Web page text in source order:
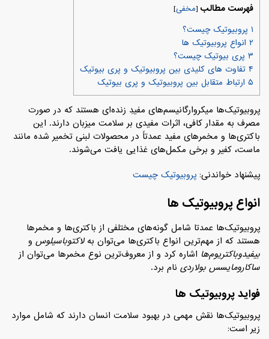
فهرست مطالب [مخفی]
۱ پروبیوتیک چیست؟
۲ انواع پروبیوتیک‌ ها
۳ پری بیوتیک چیست؟
۴ تفاوت‌ های کلیدی بین پروبیوتیک و پری‌ بیوتیک
۵ ارتباط متقابل بین پروبیوتیک و پری‌ بیوتیک
پروبیوتیک‌ها میکروارگانیسم‌های مفیدِ زنده‌ای هستند که در صورت
مصرف به مقدار کافی، اثرات مفیدی بر سلامت میزبان دارند. این
باکتری‌ها و مخمرهای مفید عمدتاً در محصولات لبنی تخمیر شده مانند
ماست، کفیر و برخی مکمل‌های غذایی یافت می‌شوند.
پیشنهاد خواندنی: پروبیوتیک چیست
انواع پروبیوتیک‌ ها
پروبیوتیک‌ها عمدتا شامل گونه‌های مختلفی از باکتری‌ها و مخمرها
هستند که از مهم‌ترین انواع باکتری‌ها می‌توان بهلاکتوباسیلوس و
بیفیدوباکتریوم‌ها اشاره کرد و از معروف‌ترین نوع مخمرها می‌توان از
ساکارومایسس بولاردی نام برد.
فواید پروبیوتیک‌ ها
پروبیوتیک‌ها نقش مهمی در بهبود سلامت انسان دارند که شامل موارد
زیر است: